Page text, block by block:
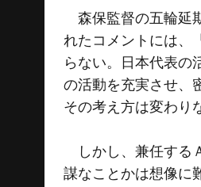
森保監督の五輪延
れたコメントには、
らない。日本代表の
の活動を充実させ、
その考え方は変わり
しかし、兼任する
謀なことかは想像に